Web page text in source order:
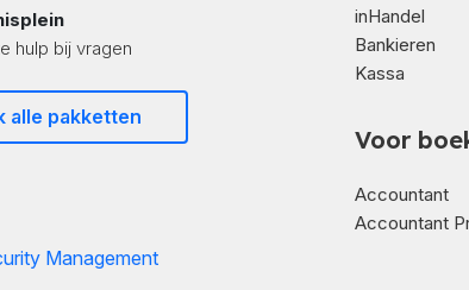
hulp bij vragen
alle pakketten
inHandel
Bankieren
Kassa
Voor
Accountant
Accountant